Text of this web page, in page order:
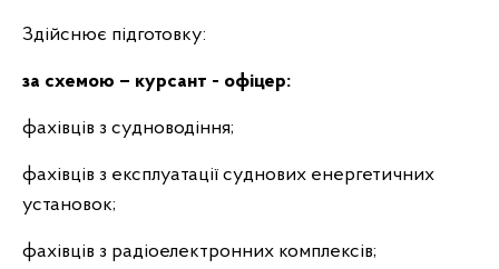
Здійснює підготовку:
за схемою – курсант - офіцер:
фахівців з судноводіння;
фахівців з експлуатації суднових енергетичних
установок;
фахівців з радіоелектронних комплексів;